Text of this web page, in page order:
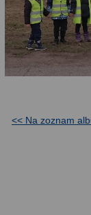
<< Na zoznam